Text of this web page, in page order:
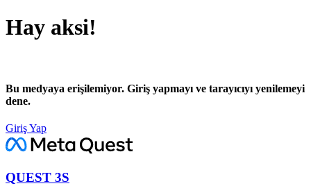
Hay aksi!
Bu medyaya erişilemiyor. Giriş yapmayı ve tarayıcıyı yenilemeyi
dene.
Giriş Yap
QUEST 3S